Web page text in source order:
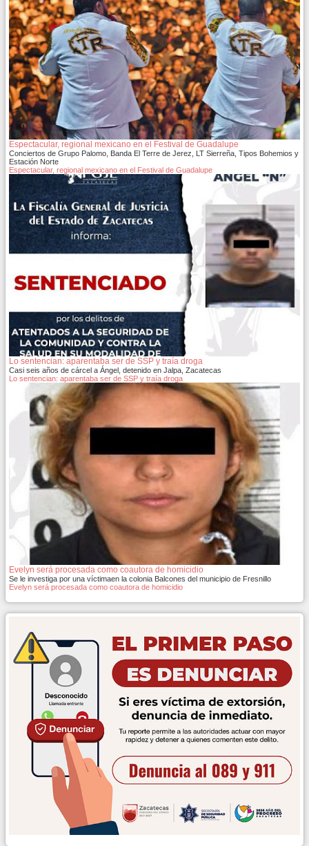
Espectacular, regional mexicano en el Festival de Guadalupe
Conciertos de Grupo Palomo, Banda El Terre de Jerez, LT Sierreña, Tipos Bohemios y
Estación Norte
Espectacular, regional mexicano en el Festival de Guadalupe
Lo sentencian: aparentaba ser de SSP y traía droga
Casi seis años de cárcel a Ángel, detenido en Jalpa, Zacatecas
Lo sentencian: aparentaba ser de SSP y traía droga
Evelyn será procesada como coautora de homicidio
Se le investiga por una víctimaen la colonia Balcones del municipio de Fresnillo
Evelyn será procesada como coautora de homicidio